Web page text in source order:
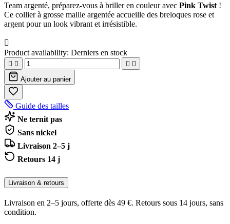
Team argenté, préparez-vous à briller en couleur avec Pink Twist !
Ce collier à grosse maille argentée accueille des breloques rose et
argent pour un look vibrant et irrésistible.

Product availability: Derniers en stock
   
Ajouter au panier
Guide des tailles
Ne ternit pas
Sans nickel
Livraison 2–5 j
Retours 14 j
Livraison & retours
Livraison en 2–5 jours, offerte dès 49 €. Retours sous 14 jours, sans
condition.